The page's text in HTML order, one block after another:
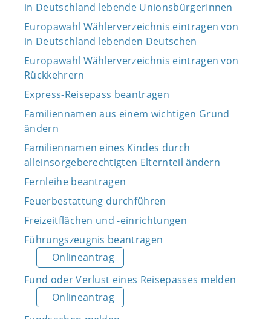
in Deutschland lebende UnionsbürgerInnen
Europawahl Wählerverzeichnis eintragen von
in Deutschland lebenden Deutschen
Europawahl Wählerverzeichnis eintragen von
Rückkehrern
Express-Reisepass beantragen
Familiennamen aus einem wichtigen Grund
ändern
Familiennamen eines Kindes durch
alleinsorgeberechtigten Elternteil ändern
Fernleihe beantragen
Feuerbestattung durchführen
Freizeitflächen und -einrichtungen
Führungszeugnis beantragen
Onlineantrag
Fund oder Verlust eines Reisepasses melden
Onlineantrag